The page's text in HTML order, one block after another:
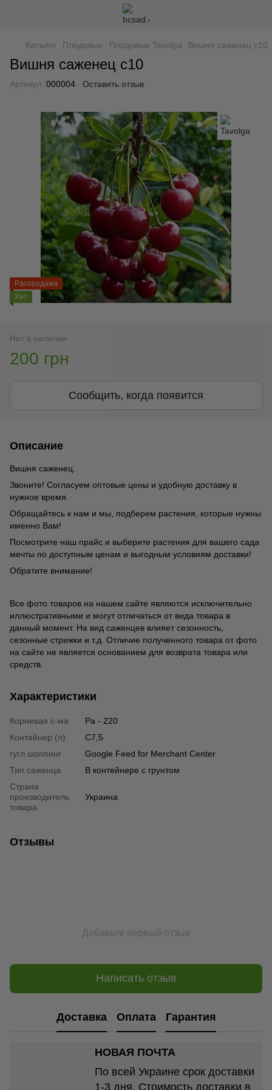
Каталог Плодовые Плодовые Tavolga Вишня саженец с10
Вишня саженец с10
Артикул: 000004 Оставить отзыв
Распродажа
Хит
Нет в наличии
200 грн
Сообщить, когда появится
Описание
Вишня саженец.
Звоните! Согласуем оптовые цены и удобную доставку в
нужное время.
Обращайтесь к нам и мы, подберем растения, которые нужны
именно Вам!
Посмотрите наш прайс и выберите растения для вашего сада
мечты по доступным ценам и выгодным условиям доставки!
Обратите внимание!
Все фото товаров на нашем сайте являются исключительно
иллюстративными и могут отличаться от вида товара в
данный момент. На вид саженцев влияет сезонность,
сезонные стрижки и т.д. Отличие полученного товара от фото
на сайте не является основанием для возврата товара или
средств.
Характеристики
Корневая с-ма
Ра - 220
Контейнер (л)
C7,5
гугл шоппинг
Google Feed for Merchant Center
Тип саженца
В контейнере с грунтом
Страна
производитель
товара
Украина
Отзывы
Добавьте первый отзыв
Написать отзыв
Доставка Оплата Гарантия
НОВАЯ ПОЧТА
По всей Украине срок доставки
1-3 дня. Стоимость доставки в